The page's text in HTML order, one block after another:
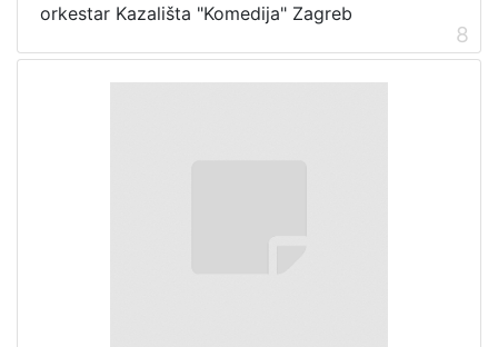
orkestar Kazališta "Komedija" Zagreb
8